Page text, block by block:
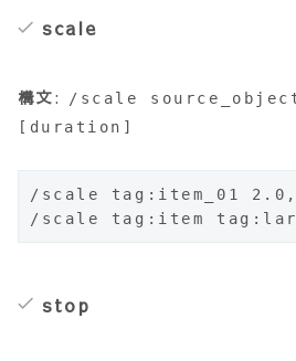
scale
構文:
/scale
[duration]
/scale tag:item_01
/scale tag:item
stop